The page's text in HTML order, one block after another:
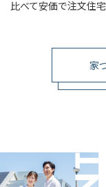
比べて安価で注文住
家